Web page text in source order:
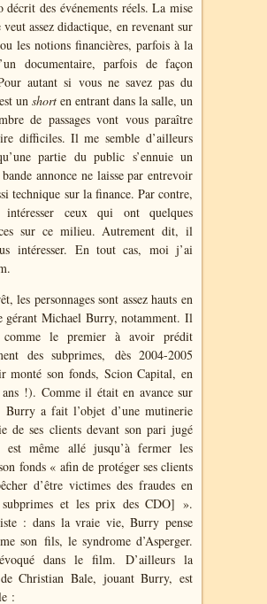
décrit des événements réels. La mise
veut assez didactique, en revenant sur
les notions financières, parfois à la
documentaire, parfois de façon
autant si vous ne savez pas du
un short en entrant dans la salle, un
de passages vont vous paraître
difficiles. Il me semble d’ailleurs
partie du public s’ennuie un
annonce ne laisse par entrevoir
technique sur la finance. Par contre,
ceux qui ont quelques
sur ce milieu. Autrement dit, il
intéresser. En tout cas, moi j’ai
les personnages sont assez hauts en
gérant Michael Burry, notamment. Il
le premier à avoir prédit
des subprimes, dès 2004-2005
monté son fonds, Scion Capital, en
!). Comme il était en avance sur
Burry a fait l’objet d’une mutinerie
de ses clients devant son pari jugé
est même allé jusqu’à fermer les
fonds « afin de protéger ses clients
d’être victimes des fraudes en
et les prix des CDO] ».
: dans la vraie vie, Burry pense
son fils, le syndrome d’Asperger.
dans le film. D’ailleurs la
Christian Bale, jouant Burry, est
: